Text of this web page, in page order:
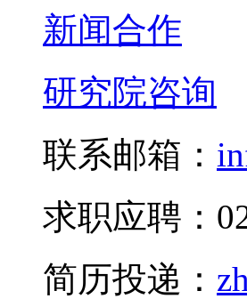
新闻合作
研究院咨询
联系邮箱：
求职应聘：
简历投递：